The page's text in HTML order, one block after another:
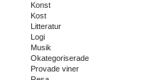
Konst
Kost
Litteratur
Logi
Musik
Okategoriserade
Provade viner